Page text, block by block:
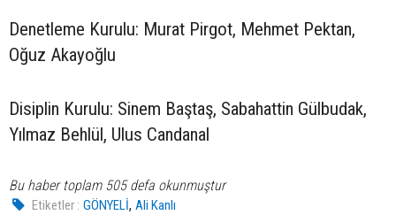
Denetleme Kurulu: Murat Pirgot, Mehmet Pektan,
Oğuz Akayoğlu
Disiplin Kurulu: Sinem Baştaş, Sabahattin Gülbudak,
Yılmaz Behlül, Ulus Candanal
Bu haber toplam 505 defa okunmuştur
Etiketler : GÖNYELİ,Ali Kanlı